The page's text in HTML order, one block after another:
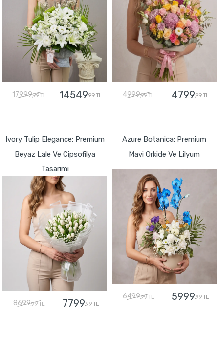
17999,99 TL 14549,99 TL 4999,99 TL 4799,99 TL
Ivory Tulip Elegance: Premium
Beyaz Lale Ve Cipsofilya
Tasarımı
8699,99 TL 7799,99 TL
Azure Botanica: Premium
Mavi Orkide Ve Lilyum
6499,99 TL 5999,99 TL